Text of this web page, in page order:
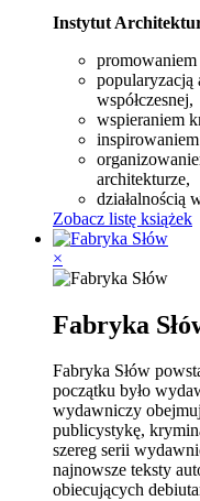
Instytut
popularyzacją
współczesnej,
wspieraniem
inspirowaniem
architekturze,
działalnością
Zobacz listę książek
×
Fabryka
Fabryka Słów
początku było
wydawniczy
publicystykę,
szereg serii
najnowsze teksty
obiecujących